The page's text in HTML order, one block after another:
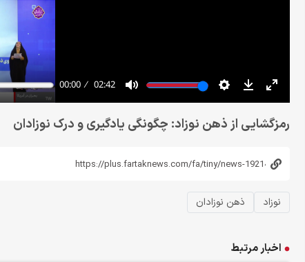
رمزگشایی از ذهن نوزاد: چگونگی یادگیری و درک نوزادان
نوزاد ذهن نوزادان
اخبار مرتبط